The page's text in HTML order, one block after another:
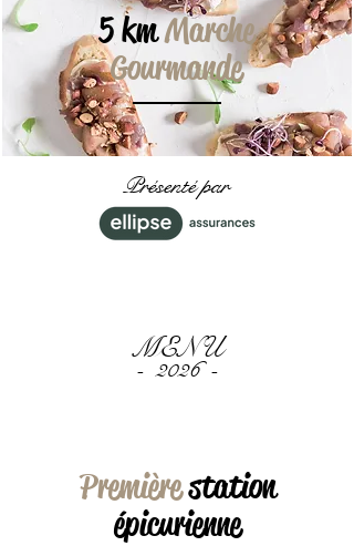
5 kmMarche
Gourmande
Présenté par
MENU
- 2026-
Premièrestation
épicurienne